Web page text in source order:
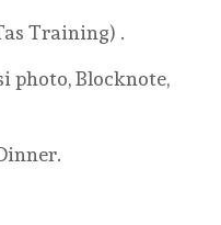
Training) .
photo, Blocknote,